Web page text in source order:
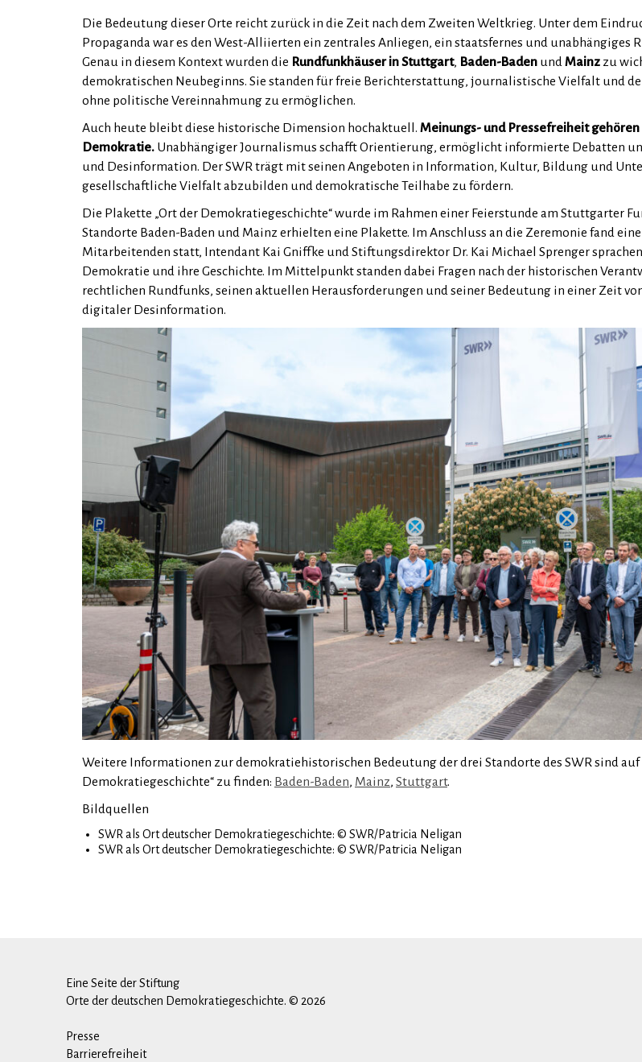
Die Bedeutung dieser Orte reicht zurück in die Zeit nach dem Zweiten Weltkrieg. Unter dem
Propaganda war es den West-Alliierten ein zentrales Anliegen, ein staatsfernes und unabhängiges
Genau in diesem Kontext wurden die Rundfunkhäuser in Stuttgart, Baden-Baden undMainz zu
demokratischen Neubeginns. Sie standen für freie Berichterstattung, journalistische Vielfalt und
ohne politische Vereinnahmung zu ermöglichen.
Auch heute bleibt diese historische Dimension hochaktuell. Meinungs- und Pressefreiheit
Demokratie. Unabhängiger Journalismus schafft Orientierung, ermöglicht informierte Debatten
und Desinformation. Der SWR trägt mit seinen Angeboten in Information, Kultur, Bildung und
gesellschaftliche Vielfalt abzubilden und demokratische Teilhabe zu fördern.
Die Plakette „Ort der Demokratiegeschichte“ wurde im Rahmen einer Feierstunde am Stuttgarter
Standorte Baden-Baden und Mainz erhielten eine Plakette. Im Anschluss an die Zeremonie fand
Mitarbeitenden statt, Intendant Kai Gniffke und Stiftungsdirektor Dr. Kai Michael Sprenger
Demokratie und ihre Geschichte. Im Mittelpunkt standen dabei Fragen nach der historischen
rechtlichen Rundfunks, seinen aktuellen Herausforderungen und seiner Bedeutung in einer Zeit
digitaler Desinformation.
Weitere Informationen zur demokratiehistorischen Bedeutung der drei Standorte des SWR sind auf
Demokratiegeschichte“ zu finden: Baden-Baden, Mainz, Stuttgart.
Bildquellen
SWR als Ort deutscher Demokratiegeschichte: © SWR/Patricia Neligan
SWR als Ort deutscher Demokratiegeschichte: © SWR/Patricia Neligan
Eine Seite der Stiftung
Orte der deutschen Demokratiegeschichte. © 2026
Presse
Barrierefreiheit